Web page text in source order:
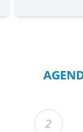
2